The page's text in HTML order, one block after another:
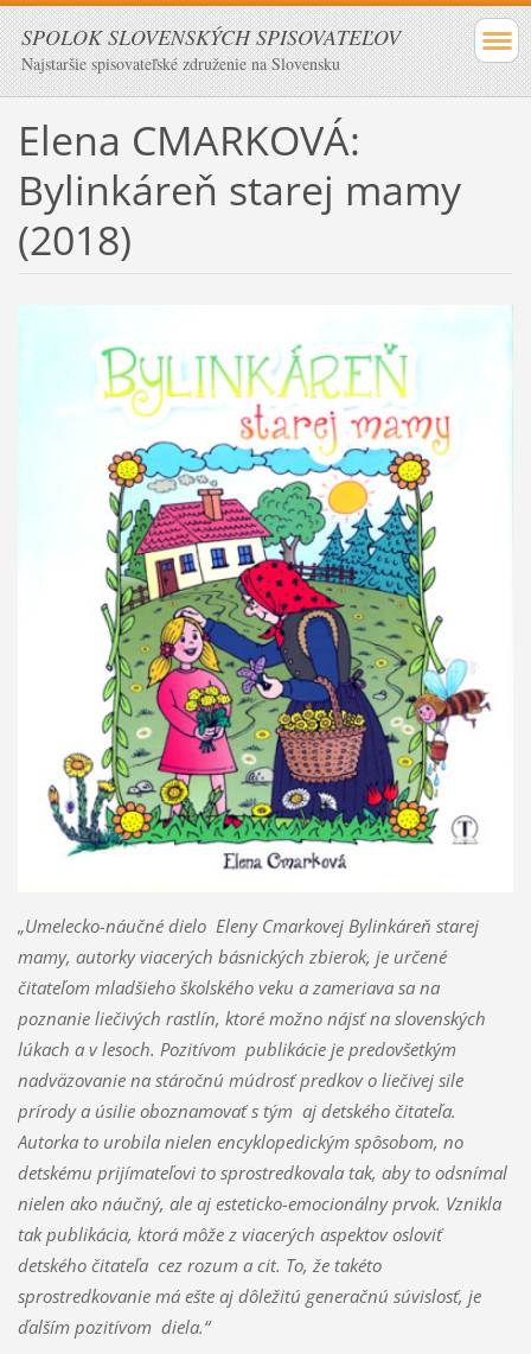
SPOLOK SLOVENSKÝCH SPISOVATEĽOV
Najstaršie spisovateľské združenie na Slovensku
Elena CMARKOVÁ:
Bylinkáreň starej mamy
(2018)
„Umelecko-náučné dielo Eleny Cmarkovej Bylinkáreň starej
mamy, autorky viacerých básnických zbierok, je určené
čitateľom mladšieho školského veku a zameriava sa na
poznanie liečivých rastlín, ktoré možno nájsť na slovenských
lúkach a v lesoch. Pozitívom publikácie je predovšetkým
nadväzovanie na stáročnú múdrosť predkov o liečivej sile
prírody a úsilie oboznamovať s tým aj detského čitateľa.
Autorka to urobila nielen encyklopedickým spôsobom, no
detskému prijímateľovi to sprostredkovala tak, aby to odsnímal
nielen ako náučný, ale aj esteticko-emocionálny prvok. Vznikla
tak publikácia, ktorá môže z viacerých aspektov osloviť
detského čitateľa cez rozum a cit. To, že takéto
sprostredkovanie má ešte aj dôležitú generačnú súvislosť, je
ďalším pozitívom diela.“